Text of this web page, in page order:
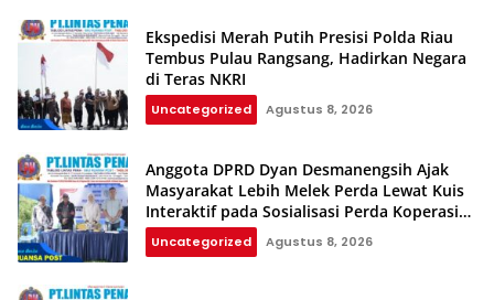
Ekspedisi Merah Putih Presisi Polda Riau
Tembus Pulau Rangsang, Hadirkan Negara
di Teras NKRI
Uncategorized Agustus 8, 2026
Anggota DPRD Dyan Desmanengsih Ajak
Masyarakat Lebih Melek Perda Lewat Kuis
Interaktif pada Sosialisasi Perda Koperasi
dan UMKM
Uncategorized Agustus 8, 2026